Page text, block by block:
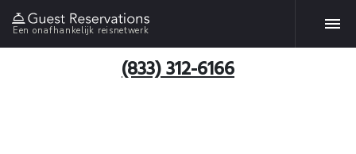
Een onafhankelijk reisnetwerk
(833) 312-6166